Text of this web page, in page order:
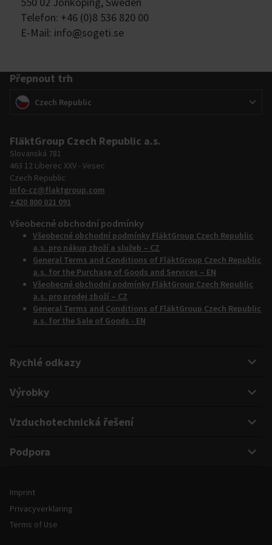
Telefon: +46 (0)8 536 820 00
E-Mail: info@sogeti.se
Přepnout trh
Přepnout trh
(Czech Republic
FläktGroup Czech Republic a.s.
Slovanská 781
463 12 Liberec XXV - Vesec
Czech Republic
info-cz@flaktgroup.com
+420 800 021 091
Všeobecné obchodní podmínky
Všeobecné obchodní podmínky FläktGroup Czech Republic
a.s. pro nákup zboží a služeb – CZ
General Terms and Conditions of FläktGroup Czech Republic
a.s. for the Purchase of Goods and Services – EN
Všeobecné obchodní podmínky FläktGroup Czech Republic
a.s. pro prodej zboží – CZ
General Terms and Conditions of FläktGroup Czech Republic
a.s. for the Sale of Goods - EN
Rychlé odkazy
Výrobky
Vzduchotechnická řešení
Podpora
Právní informace a podmínky
Imprint
Privacyverklaring
Terms of Use